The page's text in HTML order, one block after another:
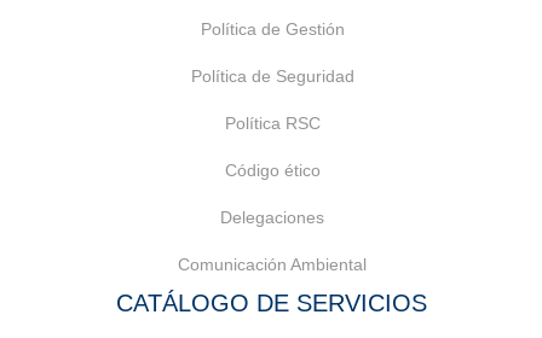
Política de Gestión
Política de Seguridad
Política RSC
Código ético
Delegaciones
Comunicación Ambiental
CATÁLOGO DE SERVICIOS